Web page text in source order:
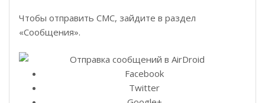
Чтобы отправить СМС, зайдите в раздел
«Сообщения».
Facebook
Twitter